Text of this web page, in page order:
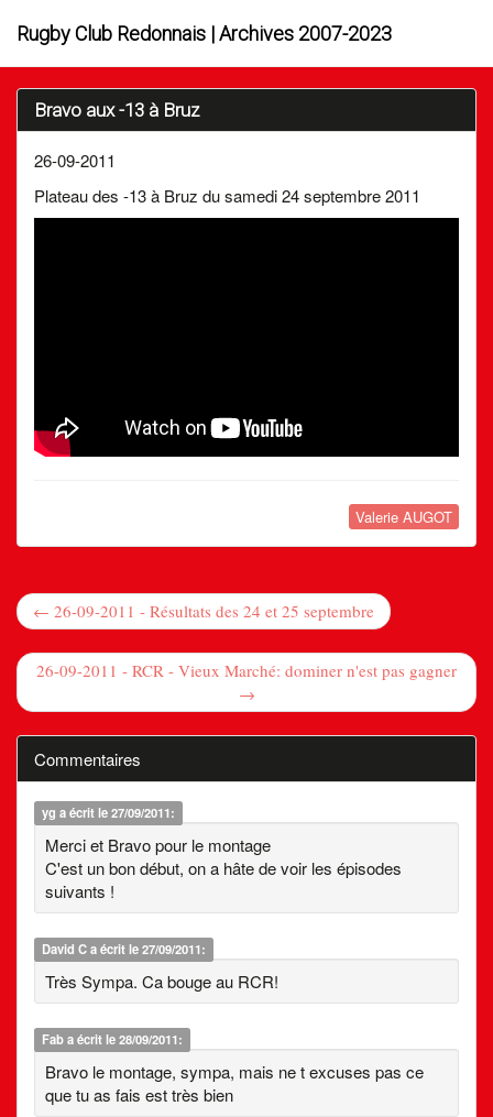
Rugby Club Redonnais | Archives 2007-2023
Bravo aux -13 à Bruz
26-09-2011
Plateau des -13 à Bruz du samedi 24 septembre 2011
Valerie AUGOT
← 26-09-2011 - Résultats des 24 et 25 septembre
26-09-2011 - RCR - Vieux Marché: dominer n'est pas gagner
→
Commentaires
yg a écrit le 27/09/2011:
Merci et Bravo pour le montage
C'est un bon début, on a hâte de voir les épisodes
suivants !
David Ca écrit le 27/09/2011:
Très Sympa. Ca bouge au RCR!
Faba écrit le 28/09/2011:
Bravo le montage, sympa, mais ne t excuses pas ce
que tu as fais est très bien